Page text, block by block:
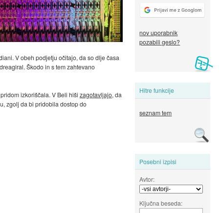
nov uporabnik
pozabili geslo?
Hitre funkcije
seznam tem
Posebni izpisi
Avtor:
Ključna beseda:
V obeh podjetju očitajo, da so dlje časa
Škodo in s tem zahtevano
izkoriščala. V Beli hiši zagotavljajo, da
zgolj da bi pridobila dostop do